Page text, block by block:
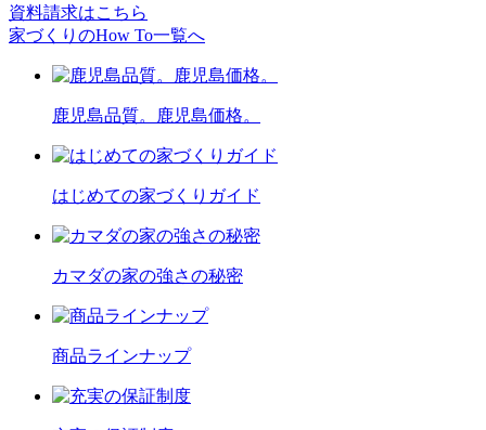
資料請求はこちら
家づくりのHow To一覧へ
鹿児島品質。鹿児島価格。
はじめての家づくりガイド
カマダの家の強さの秘密
商品ラインナップ